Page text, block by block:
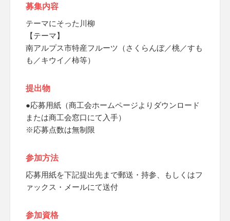
募集内容
テーマにそった川柳
【テーマ】
南アルプス市特産フルーツ（さくらんぼ／桃／すも
も／キウイ／柿等）
提出物
●応募用紙（商工会ホームページよりダウンロード
または商工会窓口にて入手）
※応募点数は無制限
参加方法
応募用紙を下記提出先まで郵送・持参、もしくはフ
ァックス・メールにて送付
参加資格